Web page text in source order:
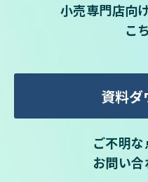
小売専門店向
こ
資料ダ
ご不明
お問い